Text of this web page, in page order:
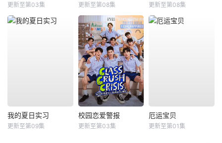
更新至第03集 更新至第08集 更新至第08集
我的夏日实习
更新至第09集
校园恋爱警报
更新至第03集
厄运宝贝
更新至第01集